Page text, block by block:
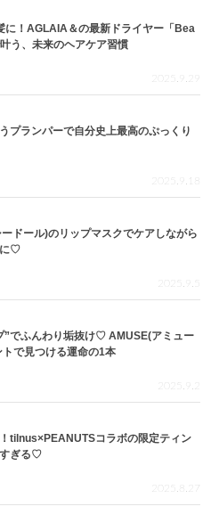
に！AGLAIA＆の最新ドライヤー「Bea
う、未来のヘアケア習慣
プランパーで自分史上最高のぷっくり
2025.9.18
ドール)のリップマスクでケアしながら
に♡
”でふんわり垢抜け♡ AMUSE(アミュー
で見つける運命の1本
tilnus×PEANUTSコラボの限定ティン
すぎる♡
2025.8.27